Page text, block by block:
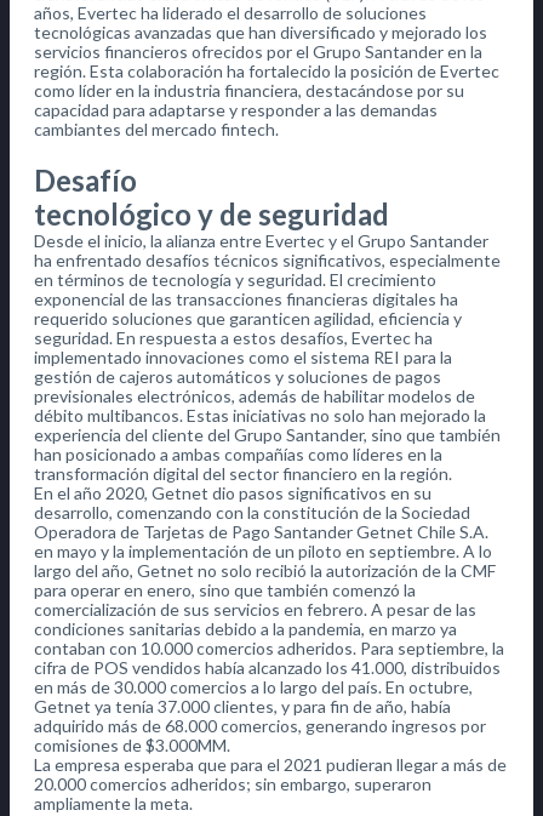
años, Evertec ha liderado el desarrollo de soluciones
tecnológicas avanzadas que han diversificado y mejorado los
servicios financieros ofrecidos por el Grupo Santander en la
región. Esta colaboración ha fortalecido la posición de Evertec
como líder en la industria financiera, destacándose por su
capacidad para adaptarse y responder a las demandas
cambiantes del mercado fintech.
Desafío
tecnológico y de seguridad
Desde el inicio, la alianza entre Evertec y el Grupo Santander
ha enfrentado desafíos técnicos significativos, especialmente
en términos de tecnología y seguridad. El crecimiento
exponencial de las transacciones financieras digitales ha
requerido soluciones que garanticen agilidad, eficiencia y
seguridad. En respuesta a estos desafíos, Evertec ha
implementado innovaciones como el sistema REI para la
gestión de cajeros automáticos y soluciones de pagos
previsionales electrónicos, además de habilitar modelos de
débito multibancos. Estas iniciativas no solo han mejorado la
experiencia del cliente del Grupo Santander, sino que también
han posicionado a ambas compañías como líderes en la
transformación digital del sector financiero en la región.
En el año 2020, Getnet dio pasos significativos en su
desarrollo, comenzando con la constitución de la Sociedad
Operadora de Tarjetas de Pago Santander Getnet Chile S.A.
en mayo y la implementación de un piloto en septiembre. A lo
largo del año, Getnet no solo recibió la autorización de la CMF
para operar en enero, sino que también comenzó la
comercialización de sus servicios en febrero. A pesar de las
condiciones sanitarias debido a la pandemia, en marzo ya
contaban con 10.000 comercios adheridos. Para septiembre, la
cifra de POS vendidos había alcanzado los 41.000, distribuidos
en más de 30.000 comercios a lo largo del país. En octubre,
Getnet ya tenía 37.000 clientes, y para fin de año, había
adquirido más de 68.000 comercios, generando ingresos por
comisiones de $3.000MM.
La empresa esperaba que para el 2021 pudieran llegar a más de
20.000 comercios adheridos; sin embargo, superaron
ampliamente la meta.